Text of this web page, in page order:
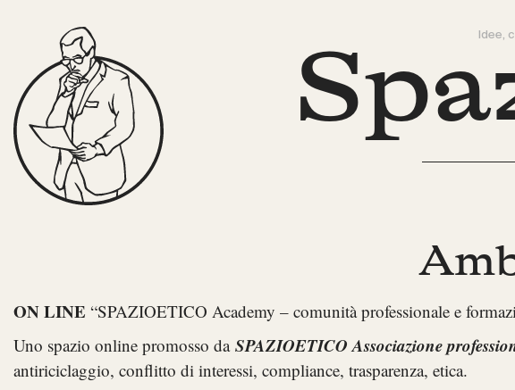
Idee,
ON LINE “SPAZIOETICO Academy – comunità professionale e
Uno spazio online promosso da SPAZIOETICO Associazione
antiriciclaggio, conflitto di interessi, compliance, trasparenza, etica.